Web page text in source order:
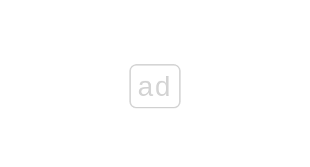
ad